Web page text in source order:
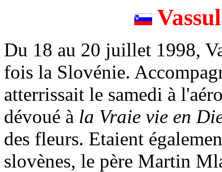
Du 18 au 20 juillet 1998,
fois la Slovénie.
atterrissait le samedi à
dévoué à la Vraie vie en
des fleurs. Etaient
slovènes, le père Martin